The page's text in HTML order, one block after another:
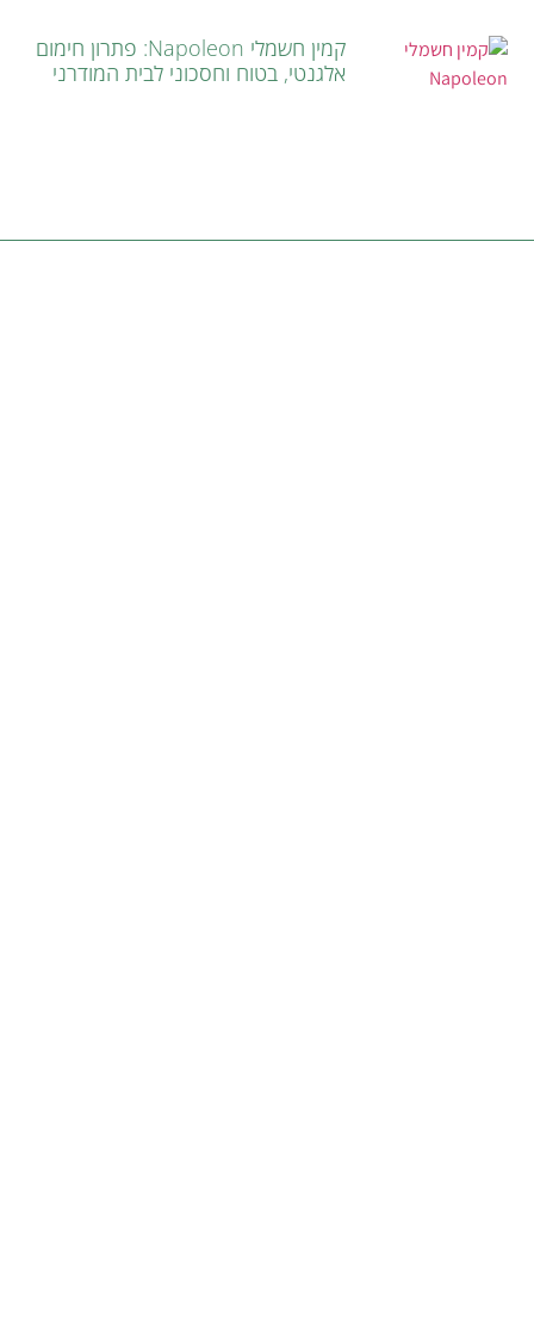
קמין חשמלי Napoleon: פתרון חימום
אלגנטי, בטוח וחסכוני לבית המודרני